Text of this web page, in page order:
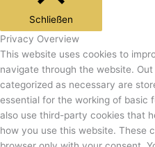
Schließen
Privacy Overview
This website uses cookies to
navigate through the website.
categorized as necessary are
essential for the working of basic
also use third-party cookies that
how you use this website. These